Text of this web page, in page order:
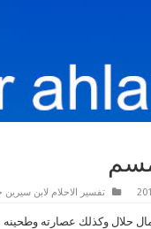
تفسير الاحلام لابن
حلال وكذلك عصارته